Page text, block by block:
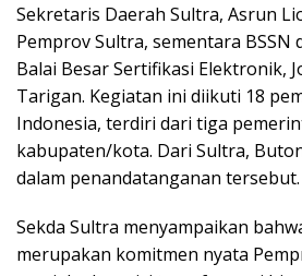
Sekretaris Daerah Sultra, Asrun
Pemprov Sultra, sementara BSSN
Balai Besar Sertifikasi Elektronik,
Tarigan. Kegiatan ini diikuti 18
Indonesia, terdiri dari tiga
kabupaten/kota. Dari Sultra,
dalam penandatanganan tersebut.
Sekda Sultra menyampaikan
merupakan komitmen nyata